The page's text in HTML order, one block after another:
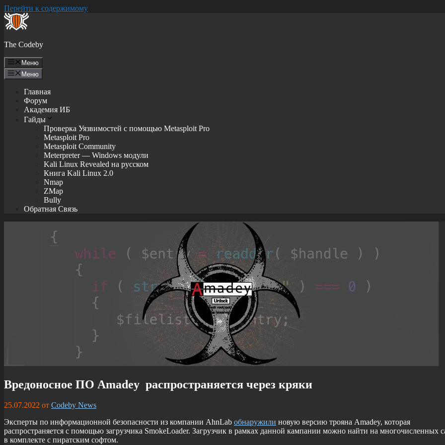
Перейти к содержимому
The Codeby
Меню
Меню
Главная
Форум
Академия ИБ
Гайды
Проверка Уязвимостей с помощью Metasploit Pro
Metasploit Pro
Metasploit Community
Meterpreter — Windows модули
Kali Linux Revealed на русском
Книга Kali Linux 2.0
Nmap
ZMap
Bully
Обратная Связь
Вредоносное ПО Amadey распространяется через кряки
25.07.2022 от Codeby News
Эксперты по информационной безопасности из компании AhnLab обнаружили новую версию трояна Amadey, которая
распространяется с помощью загрузчика SmokeLoader. Загрузчик в рамках данной кампании можно найти на многочисленных
в комплекте с пиратским софтом.